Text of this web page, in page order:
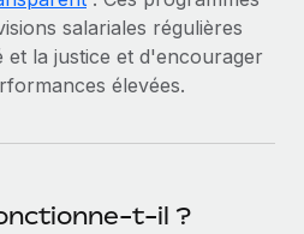
salariales régulières
et la justice et d'encourager
élevées.
t-il ?